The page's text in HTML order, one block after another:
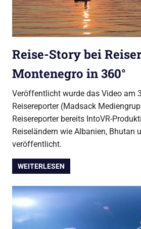
Reise-Story bei
Montenegro in 360°
Veröffentlicht wurde das Video am
Reisereporter (Madsack
Reisereporter bereits IntoVR-
Reiseländern wie Albanien, Bhutan
veröffentlicht.
WEITERLESEN